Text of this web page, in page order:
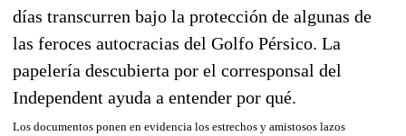
días transcurren bajo la protección de algunas de
las feroces autocracias del Golfo Pérsico. La
papelería descubierta por el corresponsal del
Independent ayuda a entender por qué.
Los documentos ponen en evidencia los estrechos y amistosos lazos